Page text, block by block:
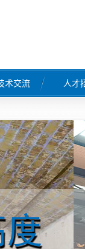
术交流 人才